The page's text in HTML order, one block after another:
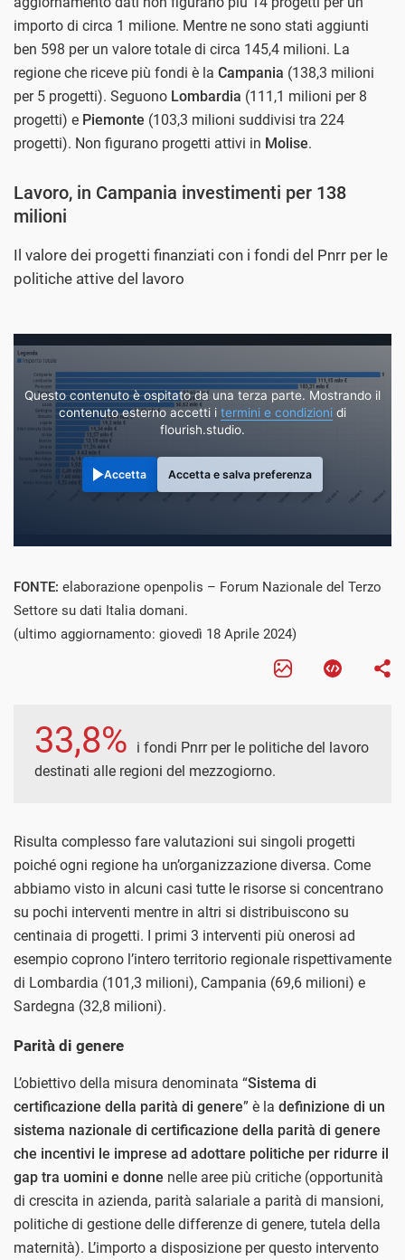
importo di circa 1 milione. Mentre ne sono stati aggiunti
ben 598 per un valore totale di circa 145,4 milioni. La
regione che riceve più fondi è la Campania (138,3 milioni
per 5 progetti). Seguono Lombardia (111,1 milioni per 8
progetti) e Piemonte (103,3 milioni suddivisi tra 224
progetti). Non figurano progetti attivi in Molise.
Lavoro, in Campania investimenti per 138
milioni
Il valore dei progetti finanziati con i fondi del Pnrr per le
politiche attive del lavoro
Questo contenuto è ospitato da una terza parte. Mostrando il
contenuto esterno accetti i termini e condizioni di
flourish.studio.
Accetta Accetta e salva preferenza
FONTE: elaborazione openpolis – Forum Nazionale del Terzo
Settore su dati Italia domani.
(ultimo aggiornamento: giovedì 18 Aprile 2024)
33,8%
i fondi Pnrr per le politiche del lavoro
destinati alle regioni del mezzogiorno.
Risulta complesso fare valutazioni sui singoli progetti
poiché ogni regione ha un’organizzazione diversa. Come
abbiamo visto in alcuni casi tutte le risorse si concentrano
su pochi interventi mentre in altri si distribuiscono su
centinaia di progetti. I primi 3 interventi più onerosi ad
esempio coprono l’intero territorio regionale rispettivamente
di Lombardia (101,3 milioni), Campania (69,6 milioni) e
Sardegna (32,8 milioni).
Parità di genere
L’obiettivo della misura denominata “Sistema di
certificazione della parità di genere” è la definizione di un
sistema nazionale di certificazione della parità di genere
che incentivi le imprese ad adottare politiche per ridurre il
gap tra uomini e donne nelle aree più critiche (opportunità
di crescita in azienda, parità salariale a parità di mansioni,
politiche di gestione delle differenze di genere, tutela della
maternità). L’importo a disposizione per questo intervento